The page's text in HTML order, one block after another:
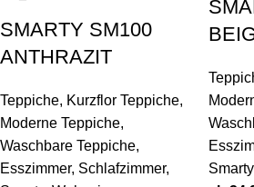
SMARTY SM100
ANTHRAZIT
Teppiche, Kurzflor Teppiche,
Moderne Teppiche,
Waschbare Teppiche,
Esszimmer, Schlafzimmer,
Smarty